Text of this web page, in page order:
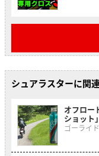
シュアラスターに関
オフロー
ショット
ゴーライ